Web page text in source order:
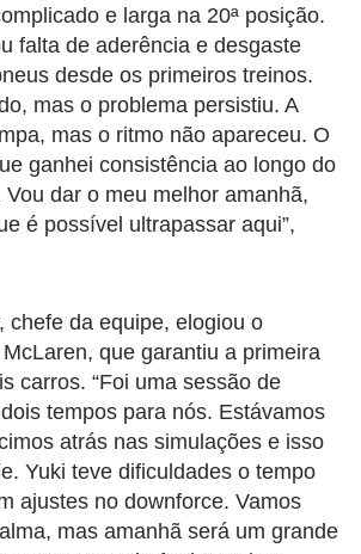
e larga na 20ª posição.
falta de aderência e desgaste
desde os primeiros treinos.
mas o problema persistiu. A
mas o ritmo não apareceu. O
ganhei consistência ao longo do
dar o meu melhor amanhã,
é possível ultrapassar aqui”,
chefe da equipe, elogiou o
que garantiu a primeira
carros. “Foi uma sessão de
tempos para nós. Estávamos
atrás nas simulações e isso
Yuki teve dificuldades o tempo
ajustes no downforce. Vamos
mas amanhã será um grande